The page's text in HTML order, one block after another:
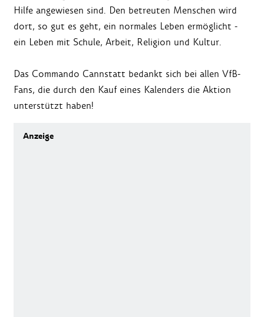
Hilfe angewiesen sind. Den betreuten Menschen wird
dort, so gut es geht, ein normales Leben ermöglicht -
ein Leben mit Schule, Arbeit, Religion und Kultur.
Das Commando Cannstatt bedankt sich bei allen VfB-
Fans, die durch den Kauf eines Kalenders die Aktion
unterstützt haben!